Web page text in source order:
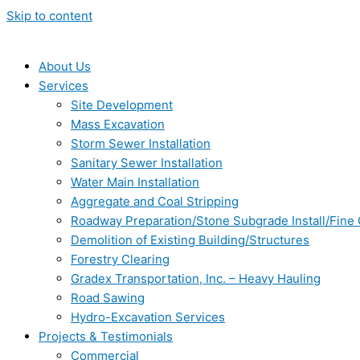
Skip to content
About Us
Services
Site Development
Mass Excavation
Storm Sewer Installation
Sanitary Sewer Installation
Water Main Installation
Aggregate and Coal Stripping
Roadway Preparation/Stone Subgrade Install/Fine
Demolition of Existing Building/Structures
Forestry Clearing
Gradex Transportation, Inc. – Heavy Hauling
Road Sawing
Hydro-Excavation Services
Projects & Testimonials
Commercial